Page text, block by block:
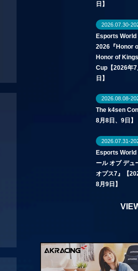
日】
2026.07.30-
Esports World
2026『Honor
Honor of
Cup【2026年
日】
2026.08.08-
The k4sen
8月8日、9日】
2026.07.31-
Esports World
ール オブ デュ
オプス7』【
8月9日】